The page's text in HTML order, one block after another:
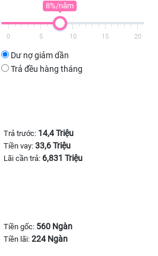
8%/năm
0 5 10 15 20
Dư nợ giảm dần
Trả đều hàng tháng
Trả trước: 14,4 Triệu
Tiền vay: 33,6 Triệu
Lãi cần trả: 6,831 Triệu
Tiền gốc: 560 Ngàn
Tiền lãi: 224 Ngàn